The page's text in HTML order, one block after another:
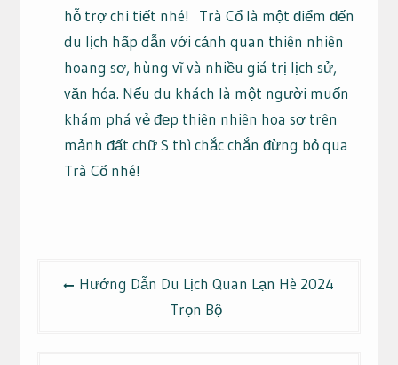
hỗ trợ chi tiết nhé! Trà Cổ là một điểm đến
du lịch hấp dẫn với cảnh quan thiên nhiên
hoang sơ, hùng vĩ và nhiều giá trị lịch sử,
văn hóa. Nếu du khách là một người muốn
khám phá vẻ đẹp thiên nhiên hoa sơ trên
mảnh đất chữ S thì chắc chắn đừng bỏ qua
Trà Cổ nhé!
Hướng Dẫn Du Lịch Quan Lạn Hè 2024
Trọn Bộ